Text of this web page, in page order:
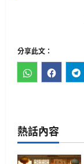
分享此文：
熱話內容
5